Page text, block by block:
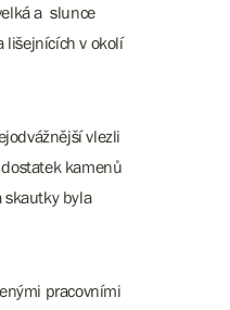
a slunce
lišejnících v okolí
vlezli
kamenů
skautky byla
pracovními